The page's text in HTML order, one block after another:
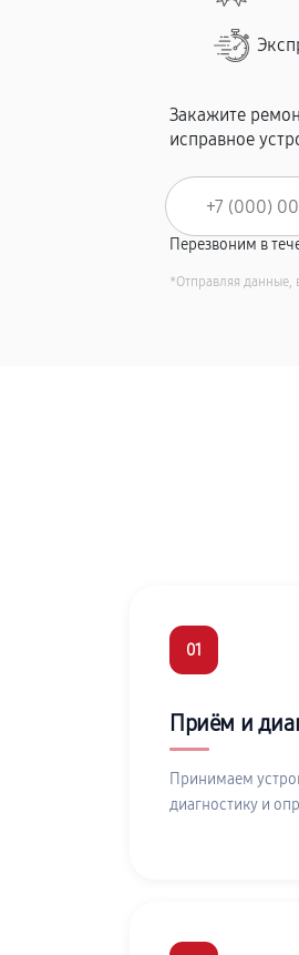
Закажите
исправное
Перезвоним в
*Отправляя данные,
01
Приём и
Принимаем
диагностику и